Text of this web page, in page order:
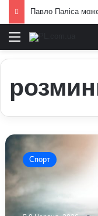
Меню
Як
короткі
дистанції
калічить
новачків:
Спорт